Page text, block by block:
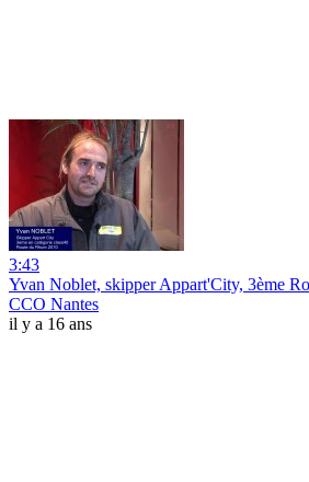
3:43
Yvan Noblet, skipper Appart'City, 3ème
CCO Nantes
il y a 16 ans